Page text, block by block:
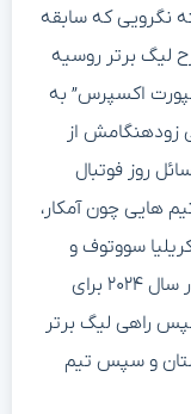
نگرویی که سابقه
لیگ برتر روسیه
اکسپرس” به
زودهنگامش از
روز فوتبال
هایی چون آمکار،
سووتوف و
آرسنال تولا را در کارنامه روسی خود دارد، در سال ۲۰۲۴ برای
راهی لیگ برتر
و سپس تیم